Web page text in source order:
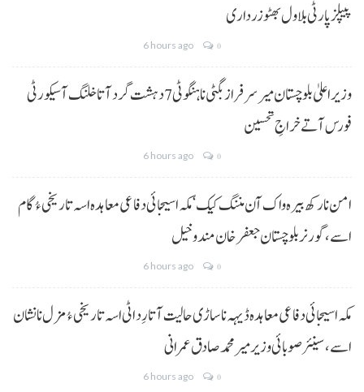
پیپلز پارٹی بلاول بھٹو زرداری
6 hours ago 0
وزیراعلیٰ بلوچستان میر سرفراز بگٹی نا ہنگو ٹی 7 دہشت گرد آتا خلنگ آ سیکورٹی
فورس آتے خراجِ تحسین
6 hours ago 0
امن نا رکھ بیرہ واک آن مننگ کیک‘ مکہ اسیجائی دفاعی معاہدہ اسہ تاریخی ءُ گام
اسے،گورنر بلوچستان جعفر خان مندوخیل
6 hours ago 0
مکہ اسیجائی دفاعی معاہدہ ڈیہہ نا ساڑی حالیت آتا رِد اٹی اسہ تاریخی ءُ مزل نا نشان
اسے،سینئر صوبائی وزیر میر محمد صادق عمرانی
6 hours ago 0